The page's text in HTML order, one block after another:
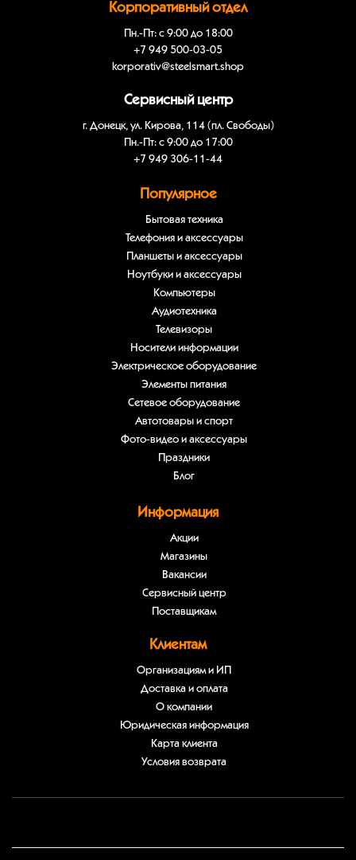
Корпоративный отдел
Пн.-Пт: с 9:00 до 18:00
+7 949 500-03-05
korporativ@steelsmart.shop
Сервисный центр
г. Донецк, ул. Кирова, 114 (пл. Свободы)
Пн.-Пт: с 9:00 до 17:00
+7 949 306-11-44
Популярное
Бытовая техника
Телефония и аксессуары
Планшеты и аксессуары
Ноутбуки и аксессуары
Компьютеры
Аудиотехника
Телевизоры
Носители информации
Электрическое оборудование
Элементы питания
Сетевое оборудование
Автотовары и спорт
Фото-видео и аксессуары
Праздники
Блог
Информация
Акции
Магазины
Вакансии
Сервисный центр
Поставщикам
Клиентам
Организациям и ИП
Доставка и оплата
О компании
Юридическая информация
Карта клиента
Условия возврата